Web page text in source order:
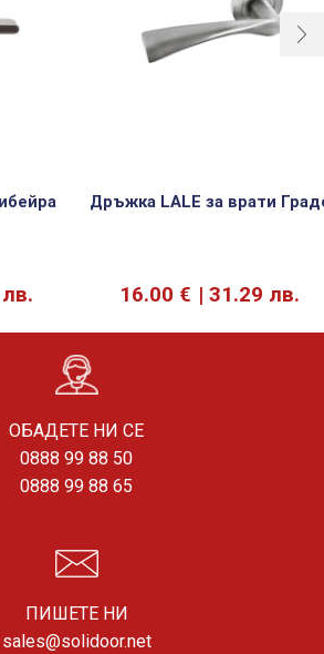
Дръжка LALE за врати
16.00 € 31.29 лв.
ОБАДЕТЕ НИ СЕ
0888 99 88 50
0888 99 88 65
ПИШЕТЕ НИ
sales@solidoor.net